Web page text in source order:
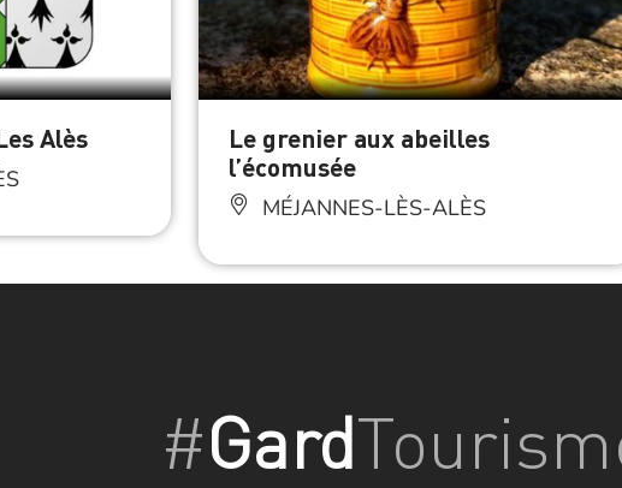
Alès
Le grenier aux abeilles
l’écomusée
MÉJANNES-LÈS-ALÈS
#Gard